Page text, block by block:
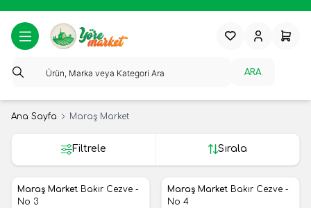
ARA
FavorilerimHesabım
Ana Sayfa Maraş Market
Filtrele Sırala
Yeni
Favorilere Ekle
Maraş Market Bakır Cezve -
No 3
Yeni
Favorilere Ekle
Maraş Market Bakır Cezve -
No 4